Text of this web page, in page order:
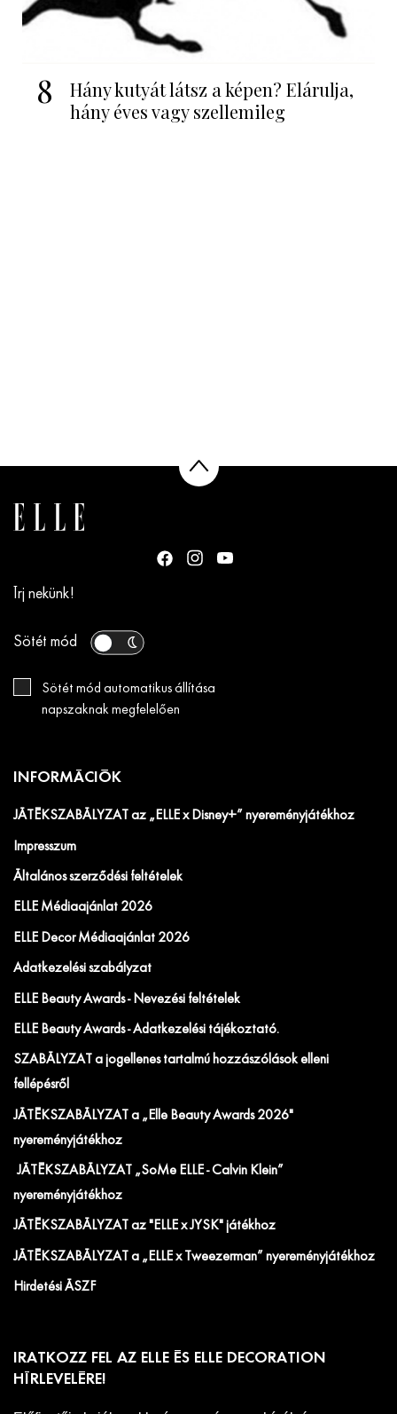
8
Hány kutyát látsz a képen? Elárulja,
hány éves vagy szellemileg
Írj nekünk!
Sötét mód
Sötét mód automatikus állítása
napszaknak megfelelően
INFORMÁCIÓK
JÁTÉKSZABÁLYZAT az „ELLE x Disney+” nyereményjátékhoz
Impresszum
Általános szerződési feltételek
ELLE Médiaajánlat 2026
ELLE Decor Médiaajánlat 2026
Adatkezelési szabályzat
ELLE Beauty Awards - Nevezési feltételek
ELLE Beauty Awards - Adatkezelési tájékoztató.
SZABÁLYZAT a jogellenes tartalmú hozzászólások elleni
fellépésről
JÁTÉKSZABÁLYZAT a „Elle Beauty Awards 2026"
nyereményjátékhoz
JÁTÉKSZABÁLYZAT „SoMe ELLE - Calvin Klein”
nyereményjátékhoz
JÁTÉKSZABÁLYZAT az "ELLE x JYSK" játékhoz
JÁTÉKSZABÁLYZAT a „ELLE x Tweezerman” nyereményjátékhoz
Hirdetési ÁSZF
IRATKOZZ FEL AZ ELLE ÉS ELLE DECORATION
HÍRLEVELÉRE!